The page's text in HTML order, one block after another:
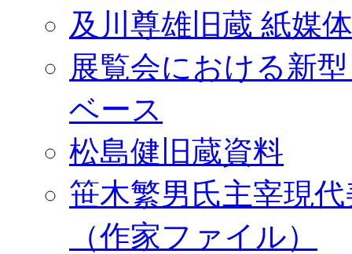
及川尊雄旧蔵 紙媒
展覧会における新
ベース
松島健旧蔵資料
笹木繁男氏主宰現
（作家ファイル）